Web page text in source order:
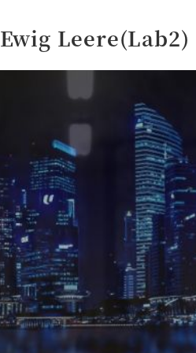
Ewig Leere(Lab2)